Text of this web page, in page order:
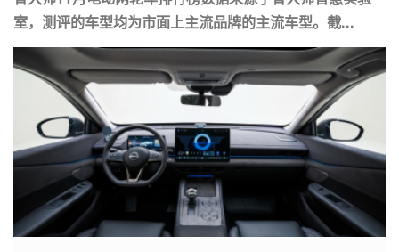
室，测评的车型均为市面上主流品牌的主流车型。截...